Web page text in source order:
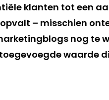
klanten tot een
– misschien
nog te
waarde